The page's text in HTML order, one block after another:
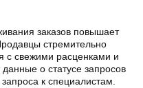
заказов повышает
стремительно
с свежими расценками и
о статусе запросов
к специалистам.